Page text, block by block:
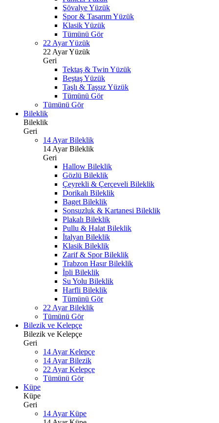
Şövalye Yüzük
Spor & Tasarım Yüzük
Klasik Yüzük
Tümünü Gör
22 Ayar Yüzük
22 Ayar Yüzük
Geri
Tektaş & Twin Yüzük
Beştaş Yüzük
Taşlı & Taşsız Yüzük
Tümünü Gör
Tümünü Gör
Bileklik
Bileklik
Geri
14 Ayar Bileklik
14 Ayar Bileklik
Geri
Hallow Bileklik
Gözlü Bileklik
Çeyrekli & Çerçeveli Bileklik
Dorikalı Bileklik
Baget Bileklik
Sonsuzluk & Kartanesi Bileklik
Plakalı Bileklik
Pullu & Halat Bileklik
İtalyan Bileklik
Klasik Bileklik
Zarif & Spor Bileklik
Trabzon Hasır Bileklik
İpli Bileklik
Su Yolu Bileklik
Harfli Bileklik
Tümünü Gör
22 Ayar Bileklik
Tümünü Gör
Bilezik ve Kelepçe
Bilezik ve Kelepçe
Geri
14 Ayar Kelepçe
14 Ayar Bilezik
22 Ayar Kelepçe
Tümünü Gör
Küpe
Küpe
Geri
14 Ayar Küpe